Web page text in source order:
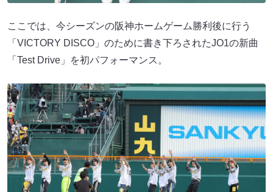
ここでは、今シーズンの阪神ホームゲーム勝利後に行う
「VICTORY DISCO」のために書き下ろされたJO1の新曲
「Test Drive」を初パフォーマンス。